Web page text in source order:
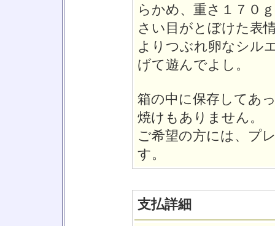
らかめ、重さ１７０
さい目がとぼけた表
よりつぶれ卵なシル
げて遊んでよし。
箱の中に保存してあ
焼けもありません。
ご希望の方には、プ
す。
支払詳細